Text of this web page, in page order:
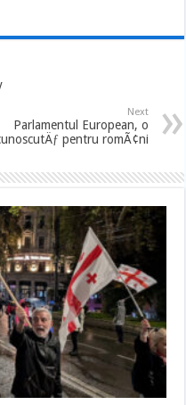
Next
Parlamentul European, o
pentru romÃ¢ni